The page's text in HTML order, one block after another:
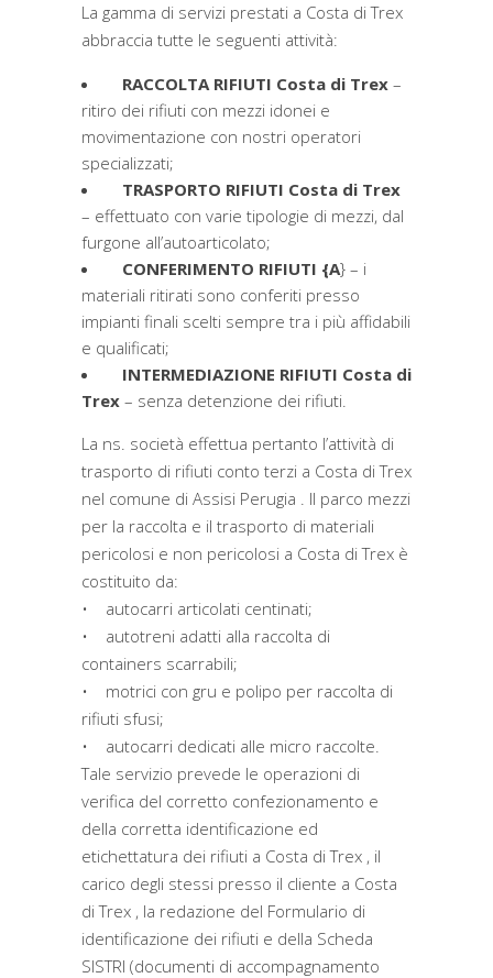
La gamma di servizi prestati a Costa di Trex
abbraccia tutte le seguenti attività:
RACCOLTA RIFIUTI Costa di Trex –
ritiro dei rifiuti con mezzi idonei e
movimentazione con nostri operatori
specializzati;
TRASPORTO RIFIUTI Costa di Trex
– effettuato con varie tipologie di mezzi, dal
furgone all’autoarticolato;
CONFERIMENTO RIFIUTI {A} – i
materiali ritirati sono conferiti presso
impianti finali scelti sempre tra i più affidabili
e qualificati;
INTERMEDIAZIONE RIFIUTI Costa di
Trex – senza detenzione dei rifiuti.
La ns. società effettua pertanto l’attività di
trasporto di rifiuti conto terzi a Costa di Trex
nel comune di Assisi Perugia . Il parco mezzi
per la raccolta e il trasporto di materiali
pericolosi e non pericolosi a Costa di Trex è
costituito da:
• autocarri articolati centinati;
• autotreni adatti alla raccolta di
containers scarrabili;
• motrici con gru e polipo per raccolta di
rifiuti sfusi;
• autocarri dedicati alle micro raccolte.
Tale servizio prevede le operazioni di
verifica del corretto confezionamento e
della corretta identificazione ed
etichettatura dei rifiuti a Costa di Trex , il
carico degli stessi presso il cliente a Costa
di Trex , la redazione del Formulario di
identificazione dei rifiuti e della Scheda
SISTRI (documenti di accompagnamento